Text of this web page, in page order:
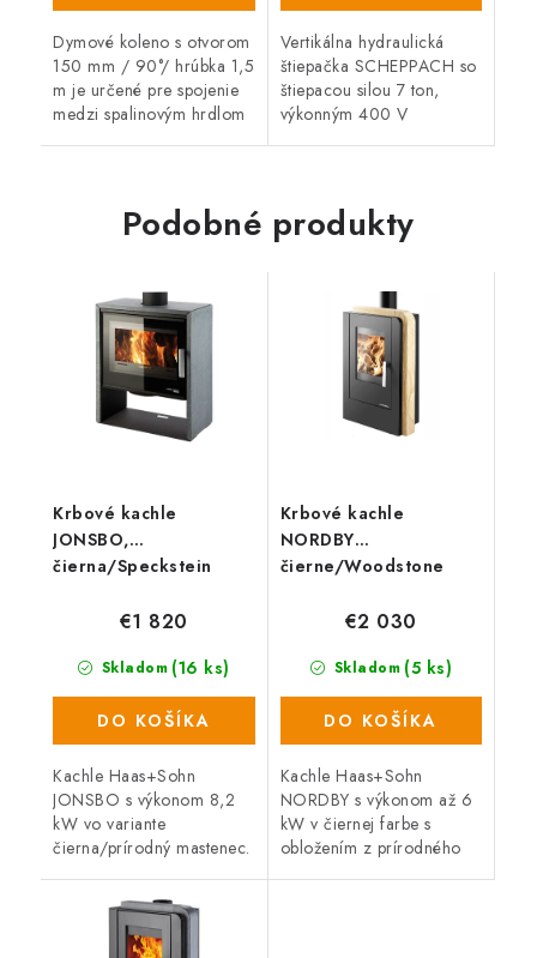
Dymové koleno s otvorom
150 mm / 90°/ hrúbka 1,5
m je určené pre spojenie
medzi spalinovým hrdlom
Vertikálna hydraulická
štiepačka SCHEPPACH so
štiepacou silou 7 ton,
výkonným 400 V
štiepanie krátkych,
stredne...
Podobné produkty
Krbové kachle
JONSBO,
čierna/Speckstein
Skladom (16 ks)
€1 820
DO KOŠÍKA
Kachle Haas+Sohn
JONSBO s výkonom 8,2
kW vo variante
čierna/prírodný mastenec.
zadný vývod dymovodu
priemer 150 cm.
Vykurovacia schopnosť až
Krbové kachle
NORDBY
čierne/Woodstone
Skladom (5 ks)
€2 030
DO KOŠÍKA
Kachle Haas+Sohn
NORDBY s výkonom až 6
kW v čiernej farbe s
obložením z prírodného